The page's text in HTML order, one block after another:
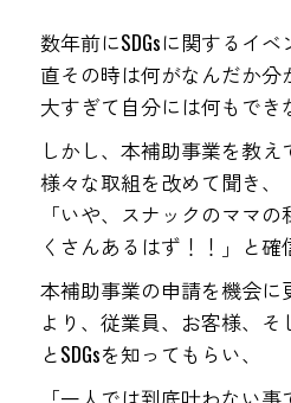
数年前にSDGsに関するイ
直その時は何がなんだか
大すぎて自分には何もでき
しかし、本補助事業を教え
様々な取組を改めて聞き、
「いや、スナックのママ
くさんあるはず！！」と確
本補助事業の申請を機会に
より、従業員、お客様、そ
とSDGsを知ってもらい、